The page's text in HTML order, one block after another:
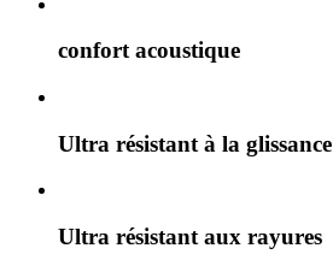
confort acoustique
Ultra résistant à la glissance
Ultra résistant aux rayures